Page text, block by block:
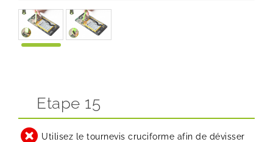
Etape 15
Utilisez le tournevis cruciforme afin de dévisser